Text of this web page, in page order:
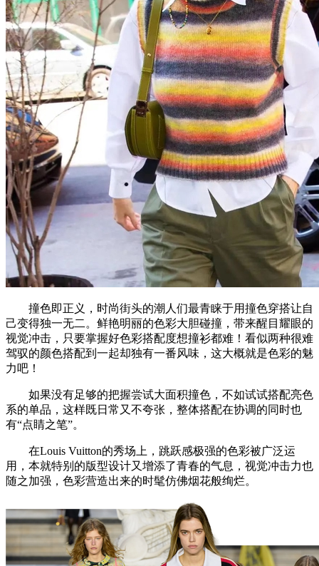
撞色即正义，时尚街头的潮人们最青睐于用撞色穿搭让自
己变得独一无二。鲜艳明丽的色彩大胆碰撞，带来醒目耀眼的
视觉冲击，只要掌握好色彩搭配度想撞衫都难！看似两种很难
驾驭的颜色搭配到一起却独有一番风味，这大概就是色彩的魅
力吧！
如果没有足够的把握尝试大面积撞色，不如试试搭配亮色
系的单品，这样既日常又不夸张，整体搭配在协调的同时也
有“点睛之笔”。
在Louis Vuitton的秀场上，跳跃感极强的色彩被广泛运
用，本就特别的版型设计又增添了青春的气息，视觉冲击力也
随之加强，色彩营造出来的时髦仿佛烟花般绚烂。